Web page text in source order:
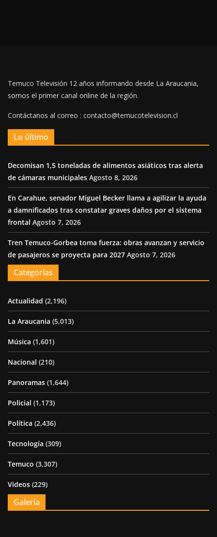
Temuco Televisión 12 años informando desde La Araucania,
somos el primer canal online de la región.
Contáctanos al correo : contacto@temucotelevision.cl
Lo último
Decomisan 1,5 toneladas de alimentos asiáticos tras alerta
de cámaras municipales Agosto 8, 2026
En Carahue, senador Miguel Becker llama a agilizar la ayuda
a damnificados tras constatar graves daños por el sistema
frontal Agosto 7, 2026
Tren Temuco-Gorbea toma fuerza: obras avanzan y servicio
de pasajeros se proyecta para 2027 Agosto 7, 2026
Categorías
Actualidad (2,196)
La Araucania (5,013)
Música (1,601)
Nacional (210)
Panoramas (1,644)
Policial (1,173)
Política (2,436)
Tecnología (309)
Temuco (3,307)
Videos (229)
Galería